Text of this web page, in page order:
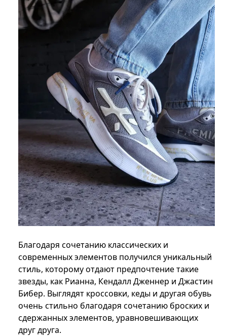
Благодаря сочетанию классических и
современных элементов получился уникальный
стиль, которому отдают предпочтение такие
звезды, как Рианна, Кендалл Дженнер и Джастин
Бибер. Выглядят кроссовки, кеды и другая обувь
очень стильно благодаря сочетанию броских и
сдержанных элементов, уравновешивающих
друг друга.